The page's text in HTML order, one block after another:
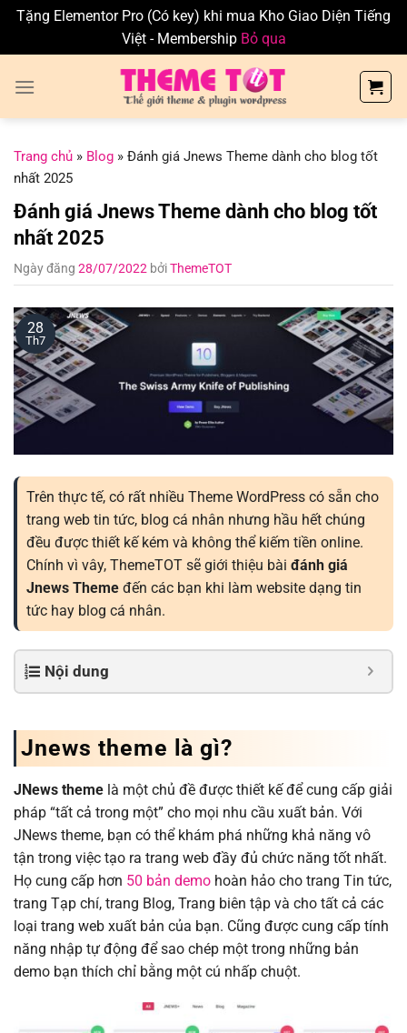
Tặng Elementor Pro (Có key) khi mua Kho Giao Diện Tiếng
Việt - Membership Bỏ qua
Trang chủ » Blog » Đánh giá Jnews Theme dành cho blog tốt
nhất 2025
Đánh giá Jnews Theme dành cho blog tốt
nhất 2025
Ngày đăng 28/07/2022 bởiThemeTOT
28
Th7
Trên thực tế, có rất nhiều Theme WordPress có sẵn cho
trang web tin tức, blog cá nhân nhưng hầu hết chúng
đều được thiết kế kém và không thể kiếm tiền online.
Chính vì vây, ThemeTOT sẽ giới thiệu bài đánh giá
Jnews Theme đến các bạn khi làm website dạng tin
tức hay blog cá nhân.
Nội dung
Jnews theme là gì?
JNews theme là một chủ đề được thiết kế để cung cấp giải
pháp “tất cả trong một” cho mọi nhu cầu xuất bản. Với
JNews theme, bạn có thể khám phá những khả năng vô
tận trong việc tạo ra trang web đầy đủ chức năng tốt nhất.
Họ cung cấp hơn 50 bản demo hoàn hảo cho trang Tin tức,
trang Tạp chí, trang Blog, Trang biên tập và cho tất cả các
loại trang web xuất bản của bạn. Cũng được cung cấp tính
năng nhập tự động để sao chép một trong những bản
demo bạn thích chỉ bằng một cú nhấp chuột.